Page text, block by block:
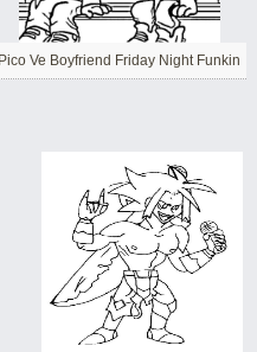
Pico Ve Boyfriend Friday Night Funkin